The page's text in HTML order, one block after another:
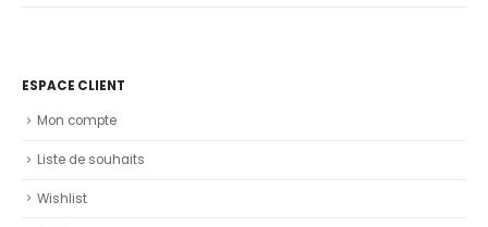
ESPACE CLIENT
Mon compte
Liste de souhaits
Wishlist